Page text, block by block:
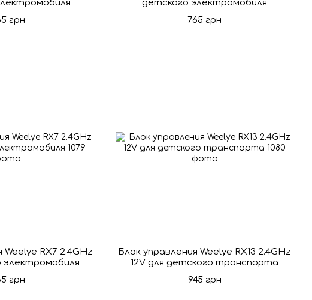
грн
детского электромобиля
765 грн
Weelye RX7 2.4GHz
электромобиля
грн
Блок управления Weelye RX13 2.4GHz
12V для детского транспорта
945 грн